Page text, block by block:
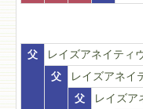
父
レイズアネイティ
父
レイズアネイ
父
レイズア